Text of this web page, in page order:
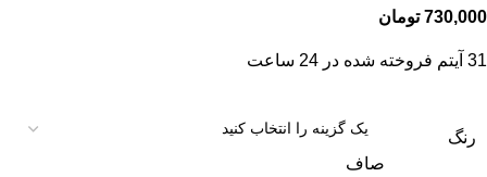
730,000 تومان
31 آیتم فروخته شده در 24 ساعت
رنگ
صاف